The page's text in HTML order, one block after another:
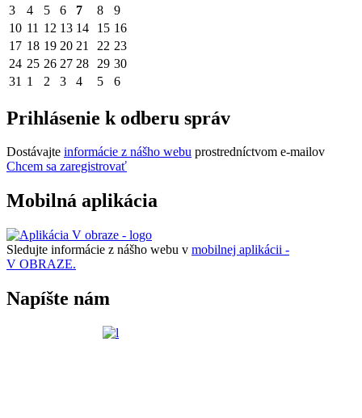
3
4 5 6 7 8
9
10 11 12 13 14 15 16
17 18 19 20 21 22 23
24 25 26 27 28 29 30
31 1 2 3 4 5 6
Prihlásenie k odberu správ
Dostávajte informácie z nášho webu prostredníctvom e-mailov
Chcem sa zaregistrovať
Mobilná aplikácia
Sledujte informácie z nášho webu v mobilnej aplikácii -
V OBRAZE.
Napíšte nám